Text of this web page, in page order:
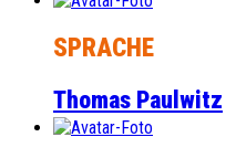
SPRACHE
Thomas Paulwitz